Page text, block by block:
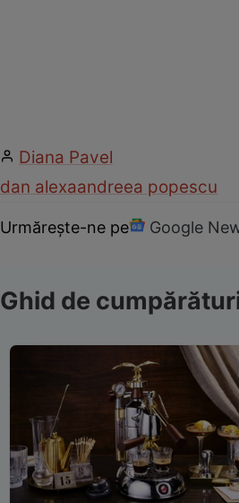
Diana Pavel
dan alexaandreea popescu
Urmărește-ne pe Google
Ghid de